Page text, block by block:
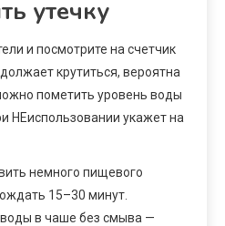
утечку
и посмотрите на счетчик
крутиться, вероятна
пометить уровень воды
НЕиспользовании укажет на
немного пищевого
15–30 минут.
в чаше без смыва —